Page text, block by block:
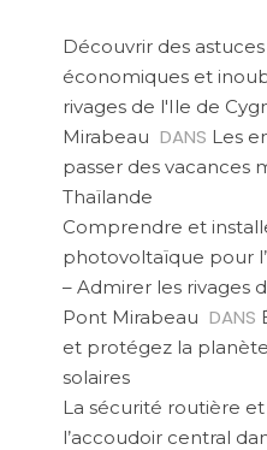
Découvrir des
économiques et
rivages de l'Ile de
Mirabeau DANS Les
passer des vacances
Thaïlande
Comprendre et
photovoltaïque pour
– Admirer les rivages
Pont Mirabeau DANS
et protégez la
solaires
La sécurité routière
l’accoudoir central